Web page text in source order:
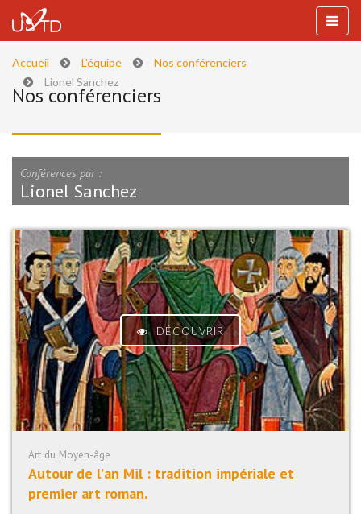
Accueil L'équipe
Nos conférenciers
Lionel Sanchez
Nos conférenciers
Conférences par :
Lionel Sanchez
DÉCOUVRIR
Art du Moyen-âge
Autour de lʼan Mil : tradition impériale et
premier art roman.